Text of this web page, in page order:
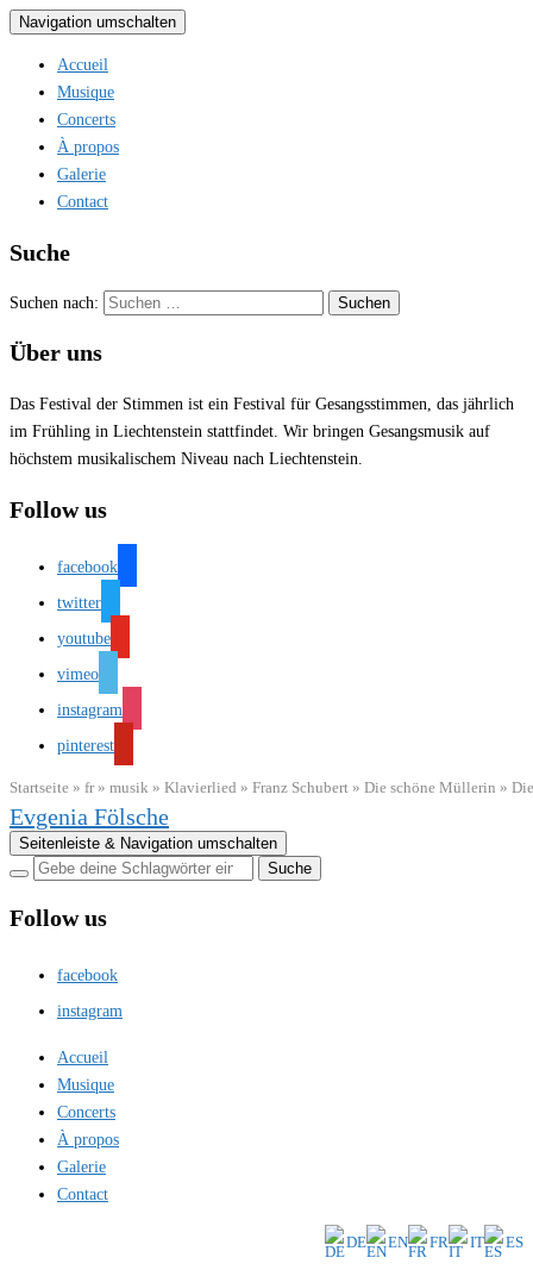
Navigation umschalten
Accueil
Musique
Concerts
À propos
Galerie
Contact
Suche
Suchen nach:
Über uns
Das Festival der Stimmen ist ein Festival für Gesangsstimmen, das jährlich
im Frühling in Liechtenstein stattfindet. Wir bringen Gesangsmusik auf
höchstem musikalischem Niveau nach Liechtenstein.
Follow us
facebook
twitter
youtube
vimeo
instagram
pinterest
Startseite » fr» musik » Klavierlied » Franz Schubert » Die schöne Müllerin »
Evgenia Fölsche
Seitenleiste & Navigation umschalten
Follow us
facebook
instagram
Accueil
Musique
Concerts
À propos
Galerie
Contact
DE EN FR IT ES